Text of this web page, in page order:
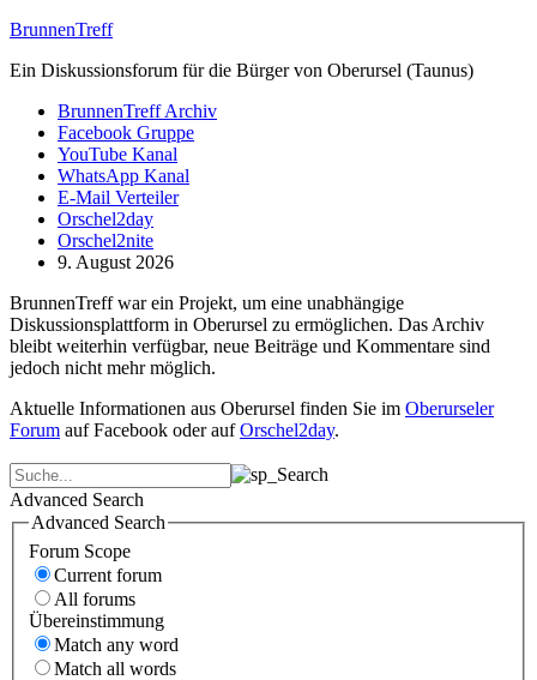
BrunnenTreff
Ein Diskussionsforum für die Bürger von Oberursel (Taunus)
BrunnenTreff Archiv
Facebook Gruppe
YouTube Kanal
WhatsApp Kanal
E-Mail Verteiler
Orschel2day
Orschel2nite
9. August 2026
BrunnenTreff war ein Projekt, um eine unabhängige
Diskussionsplattform in Oberursel zu ermöglichen. Das Archiv
bleibt weiterhin verfügbar, neue Beiträge und Kommentare sind
jedoch nicht mehr möglich.
Aktuelle Informationen aus Oberursel finden Sie im Oberurseler
Forum auf Facebook oder aufOrschel2day.
Advanced Search
Advanced Search
Forum Scope
Current forum
All forums
Übereinstimmung
Match any word
Match all words